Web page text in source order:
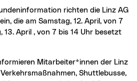
die am Samstag, 12. April, von 7
13. April , von 7 bis 14 Uhr besetzt
Shuttlebusse,